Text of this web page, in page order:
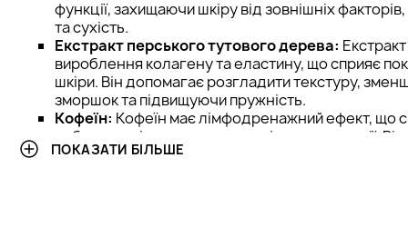
функції, захищаючи шкіру від зовнішніх
та сухість.
Екстракт перського тутового дерева:
вироблення колагену та еластину, що сприяє
шкіри. Він допомагає розгладити текстуру,
зморшок та підвищуючи пружність.
Кофеїн: Кофеїн має лімфодренажний ефект, що
набряклості та покращенню мікроциркуляції. Він
вигляду, що відпочив, зменшуючи ознаки втоми і
ПОКАЗАТИ БІЛЬШЕ